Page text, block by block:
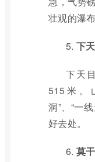
壮观的瀑布
5. 下
下天
515米。
洞”、“一
好去处。
6. 莫